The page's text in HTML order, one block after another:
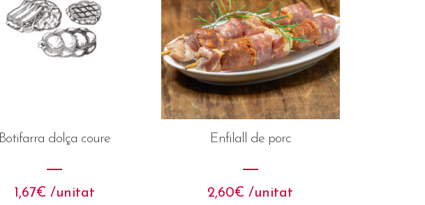
Botifarra dolça coure
1,67€ /unitat
Enfilall de porc
2,60€ /unitat